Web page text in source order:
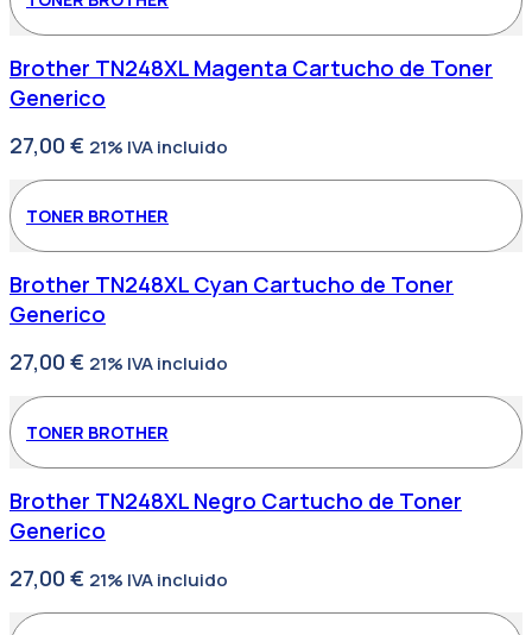
Brother TN248XL Magenta Cartucho de Toner
Generico
27,00 € 21% IVA incluido
TONER BROTHER
Brother TN248XL Cyan Cartucho de Toner
Generico
27,00 € 21% IVA incluido
TONER BROTHER
Brother TN248XL Negro Cartucho de Toner
Generico
27,00 € 21% IVA incluido